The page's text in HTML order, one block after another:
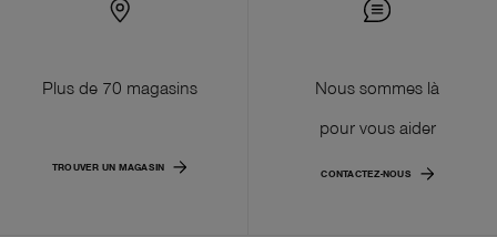
Plus de 70 magasins
TROUVER UN MAGASIN
Nous sommes là
pour vous aider
CONTACTEZ-NOUS